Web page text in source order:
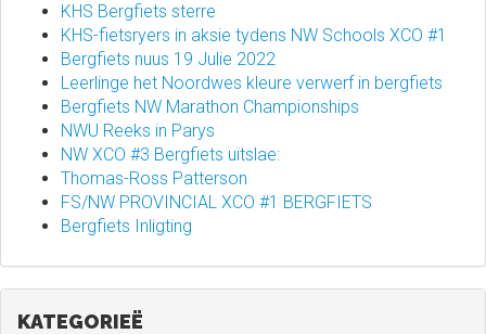
KHS Bergfiets sterre
KHS-fietsryers in aksie tydens NW Schools XCO #1
Bergfiets nuus 19 Julie 2022
Leerlinge het Noordwes kleure verwerf in bergfiets
Bergfiets NW Marathon Championships
NWU Reeks in Parys
NW XCO #3 Bergfiets uitslae:
Thomas-Ross Patterson
FS/NW PROVINCIAL XCO #1 BERGFIETS
Bergfiets Inligting
KATEGORIEË